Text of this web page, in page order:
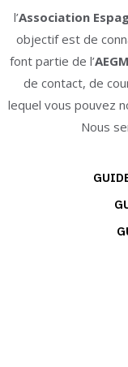
l’Association
objectif est de
font partie de l’AEGM
de contact, de
lequel vous pouvez
Nous